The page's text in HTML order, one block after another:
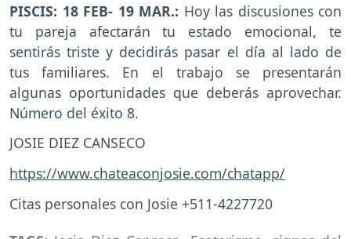
PISCIS: 18 FEB- 19 MAR.: Hoy las discusiones con
tu pareja afectarán tu estado emocional, te
sentirás triste y decidirás pasar el día al lado de
tus familiares. En el trabajo se presentarán
algunas oportunidades que deberás aprovechar.
Número del éxito 8.
JOSIE DIEZ CANSECO
https://www.chateaconjosie.com/chatapp/
Citas personales con Josie +511-4227720